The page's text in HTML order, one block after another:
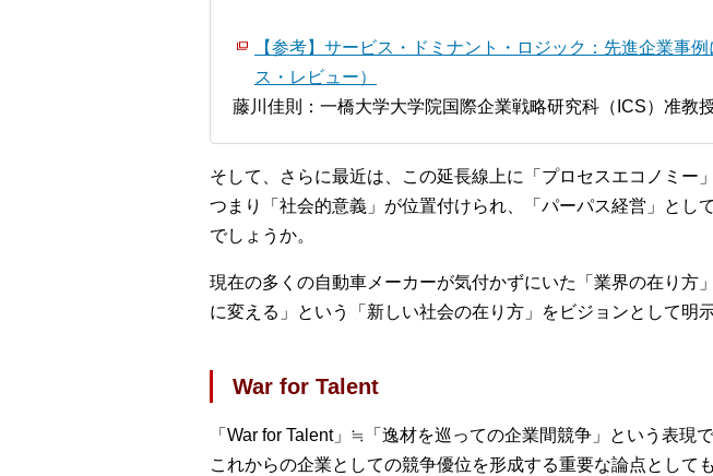
【参考】サービス・ドミナント・ロジック：先進企業事
ス・レビュー）
藤川佳則：一橋大学大学院国際企業戦略研究科（ICS）准教
そして、さらに最近は、この延長線上に「プロセスエコノミー
つまり「社会的意義」が位置付けられ、「パーパス経営」と
でしょうか。
現在の多くの自動車メーカーが気付かずにいた「業界の在り
に変える」という「新しい社会の在り方」をビジョンとして明
War for Talent
「War for Talent」≒「逸材を巡っての企業間競争」という表
これからの企業としての競争優位を形成する重要な論点とし